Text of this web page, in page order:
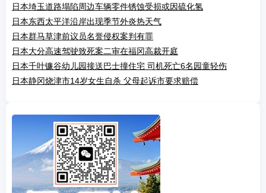
日本埼玉道路塌陷周边车辆零件锈蚀受损或因硫化氢
日本东西太平洋沿岸出现季节外炎热天气
日本群马草津前议员名誉侵权案判有罪
日本大分高速驾驶致死案二审在福冈高裁开庭
日本千叶镰谷幼儿园接送巴士撞住宅 司机死亡6名园童轻伤
日本静冈烧津市14岁女生自杀 父母起诉市要求赔偿